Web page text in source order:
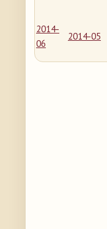
2014-
06
2014-05